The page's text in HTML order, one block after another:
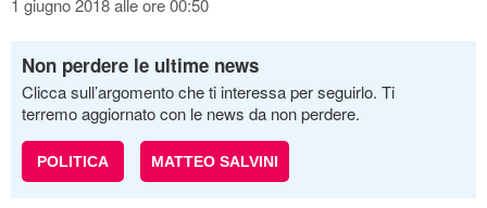
Non perdere le ultime news
Clicca sull’argomento che ti interessa per seguirlo. Ti
terremo aggiornato con le news da non perdere.
POLITICA MATTEO SALVINI